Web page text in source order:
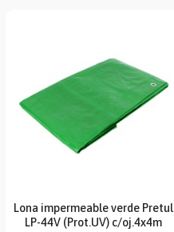
Lona impermeable verde Pretul
LP-44V (Prot.UV) c/oj.4x4m